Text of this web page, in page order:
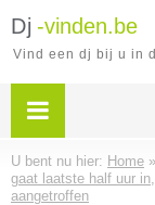
Dj -vinden.be
Vind een dj bij u in
U bent nu hier: Home »
gaat laatste half uur
aangetroffen